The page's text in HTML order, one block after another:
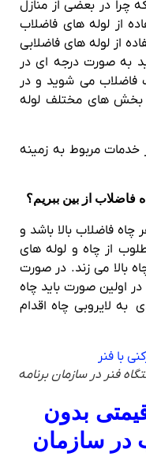
در بعضی از منازل
از لوله های فاضلاب
از لوله های فاضلابی
به صورت درجه ای در
فاضلاب می شوید و در
بخش های مختلف لوله
مربوط به زمینه
از بین ببریم؟
فاضلاب بالا باشد و
از چاه و لوله های
می زند. در صورت
اولین صورت باید چاه
لایروبی چاه اقدام
فنر در سازمان برنامه
بدون
در سازمان